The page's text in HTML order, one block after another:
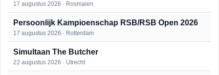
17 augustus 2026 · Rosmalen
Persoonlijk Kampioenschap RSB/RSB Open 2026
17 augustus 2026 · Rotterdam
Simultaan The Butcher
22 augustus 2026 · Utrecht